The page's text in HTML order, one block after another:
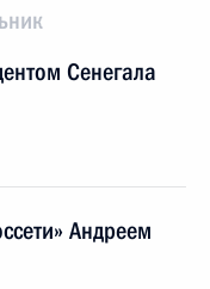
Сенегала
Андреем